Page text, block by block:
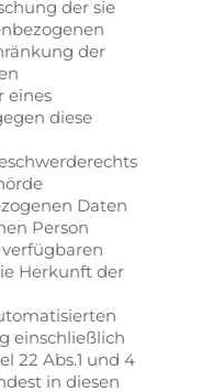
der sie
der
eines
diese
Daten
Person
Herkunft der
einschließlich
22 Abs.1 und 4
in diesen